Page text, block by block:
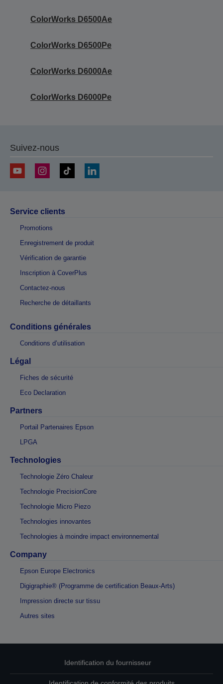
ColorWorks D6500Ae
ColorWorks D6500Pe
ColorWorks D6000Ae
ColorWorks D6000Pe
Suivez-nous
Service clients
Promotions
Enregistrement de produit
Vérification de garantie
Inscription à CoverPlus
Contactez-nous
Recherche de détaillants
Conditions générales
Conditions d’utilisation
Légal
Fiches de sécurité
Eco Declaration
Partners
Portail Partenaires Epson
LPGA
Technologies
Technologie Zéro Chaleur
Technologie PrecisionCore
Technologie Micro Piezo
Technologies innovantes
Technologies à moindre impact environnemental
Company
Epson Europe Electronics
Digigraphie® (Programme de certification Beaux-Arts)
Impression directe sur tissu
Autres sites
Identification du fournisseur